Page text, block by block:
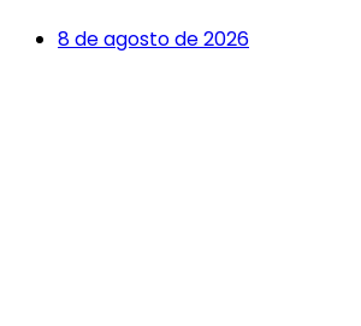
8 de agosto de 2026